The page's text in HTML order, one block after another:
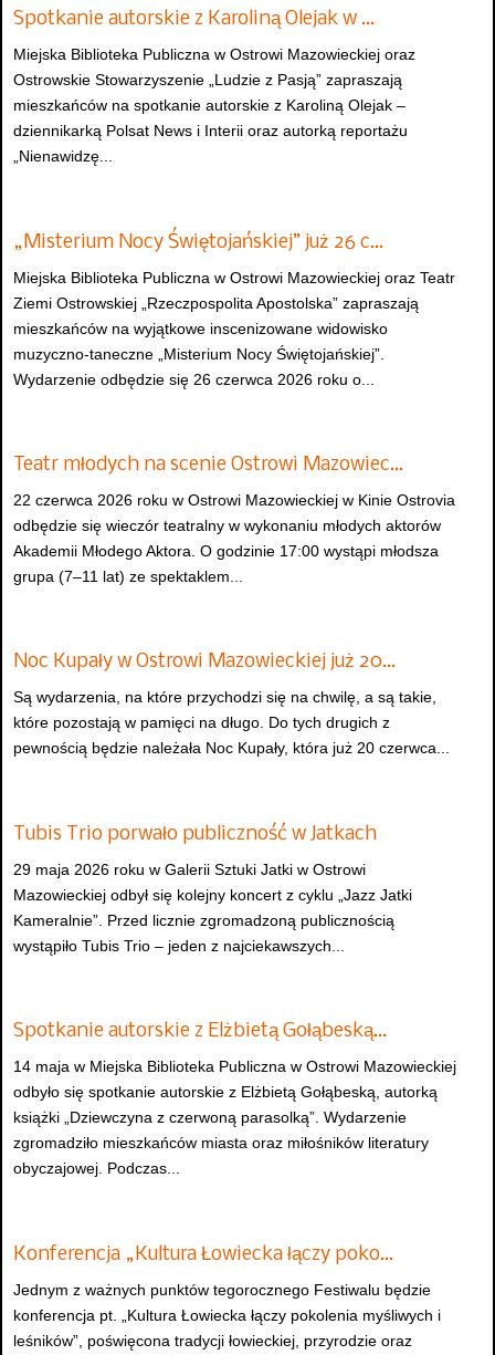
Spotkanie autorskie z Karoliną Olejak w …
Miejska Biblioteka Publiczna w Ostrowi Mazowieckiej oraz
Ostrowskie Stowarzyszenie „Ludzie z Pasją” zapraszają
mieszkańców na spotkanie autorskie z Karoliną Olejak –
dziennikarką Polsat News i Interii oraz autorką reportażu
„Nienawidzę...
„Misterium Nocy Świętojańskiej” już 26 c…
Miejska Biblioteka Publiczna w Ostrowi Mazowieckiej oraz Teatr
Ziemi Ostrowskiej „Rzeczpospolita Apostolska” zapraszają
mieszkańców na wyjątkowe inscenizowane widowisko
muzyczno-taneczne „Misterium Nocy Świętojańskiej”.
Wydarzenie odbędzie się 26 czerwca 2026 roku o...
Teatr młodych na scenie Ostrowi Mazowiec…
22 czerwca 2026 roku w Ostrowi Mazowieckiej w Kinie Ostrovia
odbędzie się wieczór teatralny w wykonaniu młodych aktorów
Akademii Młodego Aktora. O godzinie 17:00 wystąpi młodsza
grupa (7–11 lat) ze spektaklem...
Noc Kupały w Ostrowi Mazowieckiej już 20…
Są wydarzenia, na które przychodzi się na chwilę, a są takie,
które pozostają w pamięci na długo. Do tych drugich z
pewnością będzie należała Noc Kupały, która już 20 czerwca...
Tubis Trio porwało publiczność w Jatkach
29 maja 2026 roku w Galerii Sztuki Jatki w Ostrowi
Mazowieckiej odbył się kolejny koncert z cyklu „Jazz Jatki
Kameralnie”. Przed licznie zgromadzoną publicznością
wystąpiło Tubis Trio – jeden z najciekawszych...
Spotkanie autorskie z Elżbietą Gołąbeską…
14 maja w Miejska Biblioteka Publiczna w Ostrowi Mazowieckiej
odbyło się spotkanie autorskie z Elżbietą Gołąbeską, autorką
książki „Dziewczyna z czerwoną parasolką”. Wydarzenie
zgromadziło mieszkańców miasta oraz miłośników literatury
obyczajowej. Podczas...
Konferencja „Kultura Łowiecka łączy poko…
Jednym z ważnych punktów tegorocznego Festiwalu będzie
konferencja pt. „Kultura Łowiecka łączy pokolenia myśliwych i
leśników”, poświęcona tradycji łowieckiej, przyrodzie oraz